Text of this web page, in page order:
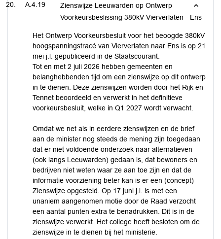
A.4.19
Zienswijze Leeuwarden op Ontwerp
Voorkeursbeslissing 380kV Vierverlaten - Ens
Het Ontwerp Voorkeursbesluit voor het beoogde 380kV
hoogspanningstracé van Vierverlaten naar Ens is op 21
mei j.l. gepubliceerd in de Staatscourant.
Tot en met 2 juli 2026 hebben gemeenten en
belanghebbenden tijd om een zienswijze op dit ontwerp
in te dienen. Deze zienswijzen worden door het Rijk en
Tennet beoordeeld en verwerkt in het definitieve
voorkeursbesluit, welke in Q1 2027 wordt verwacht.
Omdat we net als in eerdere zienswijzen en de brief
aan de minister nog steeds de mening zijn toegedaan
dat er niet voldoende onderzoek naar alternatieven
(ook langs Leeuwarden) gedaan is, dat bewoners en
bedrijven niet weten waar ze aan toe zijn en dat de
informatie voorziening beter kan is er een (concept)
Zienswijze opgesteld. Op 17 juni j.l. is met een
unaniem aangenomen motie door de Raad verzocht
een aantal punten extra te benadrukken. Dit is in de
zienswijze verwerkt. Het college heeft besloten om de
zienswijze in te dienen bij het ministerie.